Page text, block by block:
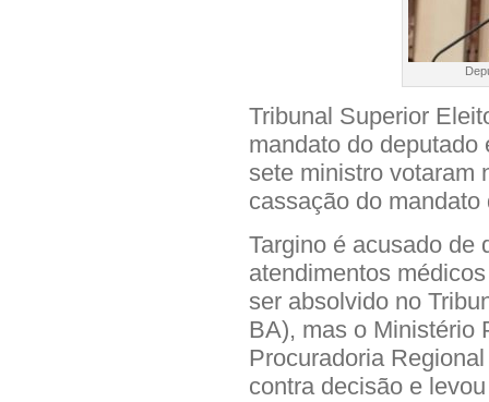
Tribunal Superior
mandato do deputado
sete ministro votaram
cassação do
Targino é acusado de
atendimentos
ser absolvido no
BA), mas o Ministério
Procuradoria
contra decisão e